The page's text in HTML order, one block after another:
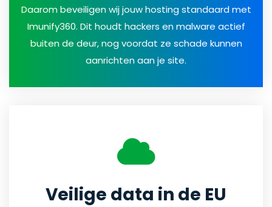
Daarom beveiligen wij jouw hosting standaard met
Imunify360. Dit houdt hackers en malware actief
buiten de deur, nog voordat ze schade kunnen
aanrichten aan je site.
Veilige data in de EU